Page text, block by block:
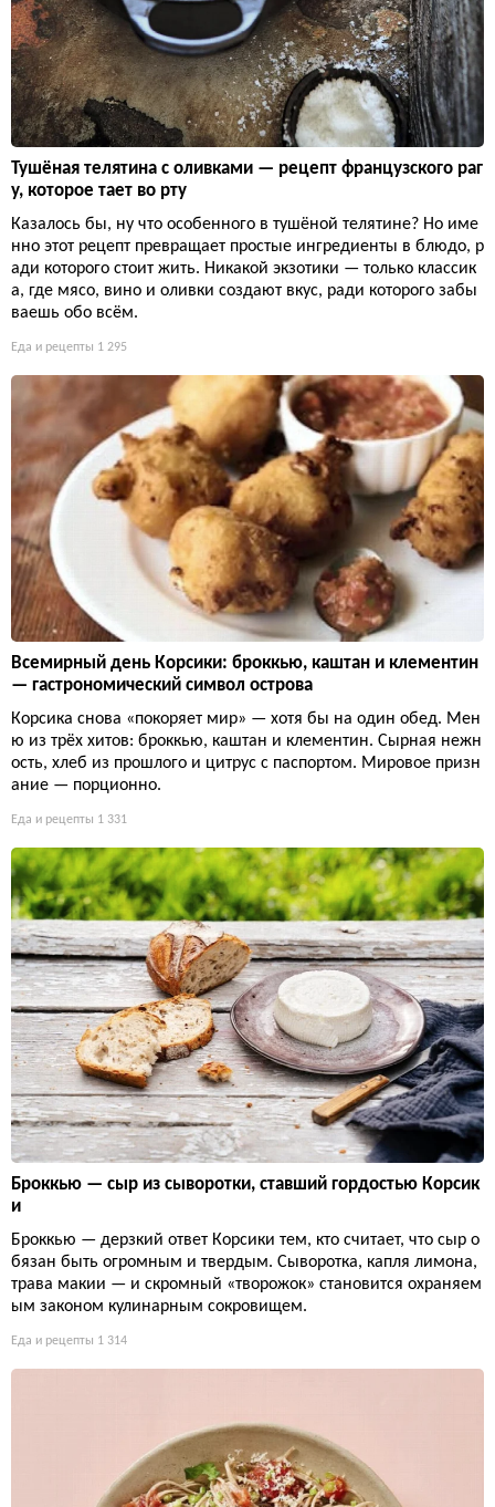
Тушёная телятина с оливками — рецепт французского раг
у, которое тает во рту
Казалось бы, ну что особенного в тушёной телятине? Но име
нно этот рецепт превращает простые ингредиенты в блюдо, р
ади которого стоит жить. Никакой экзотики — только классик
а, где мясо, вино и оливки создают вкус, ради которого забы
ваешь обо всём.
Еда и рецепты 1 295
Всемирный день Корсики: броккью, каштан и клементин
— гастрономический символ острова
Корсика снова «покоряет мир» — хотя бы на один обед. Мен
ю из трёх хитов: броккью, каштан и клементин. Сырная нежн
ость, хлеб из прошлого и цитрус с паспортом. Мировое призн
ание — порционно.
Еда и рецепты 1 331
Броккью — сыр из сыворотки, ставший гордостью Корсик
и
Броккью — дерзкий ответ Корсики тем, кто считает, что сыр о
бязан быть огромным и твердым. Сыворотка, капля лимона,
трава макии — и скромный «творожок» становится охраняем
ым законом кулинарным сокровищем.
Еда и рецепты 1 314